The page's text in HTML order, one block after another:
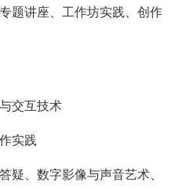
题讲座、工作坊实践、创作
交互技术
实践
疑、数字影像与声音艺术、